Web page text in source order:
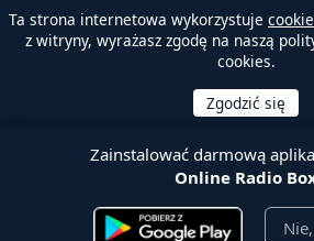
Ta strona internetowa wykorzystuje
z witryny, wyrażasz zgodę na naszą
cookies.
Zainstalować darmową
Online Radio